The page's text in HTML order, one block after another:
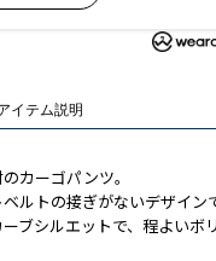
イテム説明
カーゴパンツ。
ベルトの接ぎがないデザイ
ブシルエットで、程よいボ